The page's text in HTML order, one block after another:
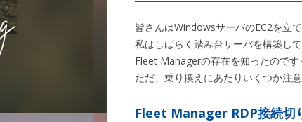
皆さんはWindowsサーバのEC2を立
私はしばらく踏み台サーバを構築し
Fleet Managerの存在を知ったのです
ただ、乗り換えにあたりいくつか注
Fleet Manager RDP接続切